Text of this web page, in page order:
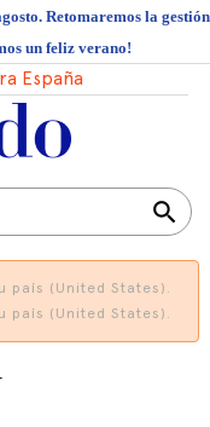
Retomaremos la gestión
un feliz verano!
España
search
país (United States).
país (United States).